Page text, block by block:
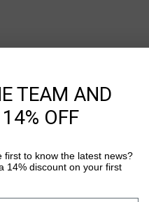
TEAM AND
OFF
first to know the latest news?
14% discount on your first